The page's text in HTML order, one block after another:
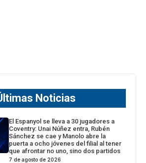
Noticias
El Espanyol se lleva a 30 jugadores a
Coventry: Unai Núñez entra, Rubén
Sánchez se cae y Manolo abre la
puerta a ocho jóvenes del filial al tener
que afrontar no uno, sino dos partidos
7 de agosto de 2026